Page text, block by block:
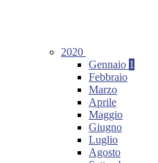
2020
Gennaio 1
Febbraio
Marzo
Aprile
Maggio
Giugno
Luglio
Agosto